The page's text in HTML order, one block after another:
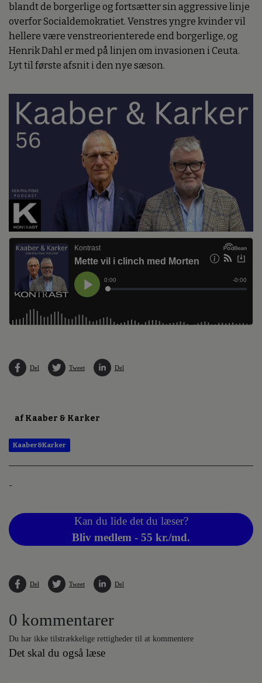
blandt de borgerlige og fortsætter sin aggressive linje
overfor Socialdemokratiet. Venstres yngre kvinder vil
hellere være venstreorienterede end borgerlige, og
Henrik Dahl er med på linjen om invasionen i Ceuta.
Lyt til første afsnit i den nye sæson.
Del Tweet Del
af Kaaber & Karker
Kaaber&Karker
-
Kan du lide det du læser?
Bliv medlem - 55 kr./md.
Del Tweet Del
0 kommentarer
Du har ikke tilstrækkelige rettigheder til at kommentere
Det skal du også læse